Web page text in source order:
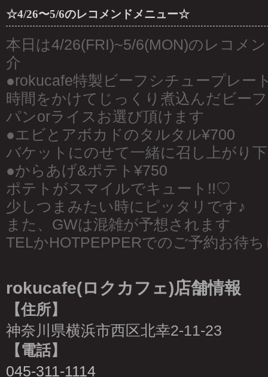
☆4/26〜5/6のレコメンドメニュー☆
本日は4/26(FRI)~5/6(MON)のレコメ
介
●rokucafe特製ビーフシチュープレー
時間をかけてじっくり煮込んだビー
パンorライスお選び頂けます
●エビとアボカドのタルタル¥700
バケットにのせて一緒に召し上がり
●からあげ&ポテト¥750
ポテトがスマイルでキュート!!♡
少しつまみたい時にピッタリです♪
また、GWは混雑が予想されます
TELかHOTPEPPERでのご予約お待
rokucafe(ロクカフェ)店舗情報
【住所】
神奈川県横浜市西区北幸2-11-23
【電話】
045-311-1114